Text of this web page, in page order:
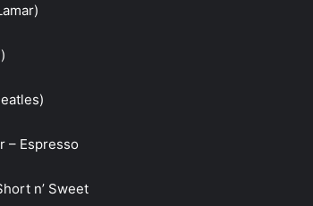
– Espresso
n’ Sweet